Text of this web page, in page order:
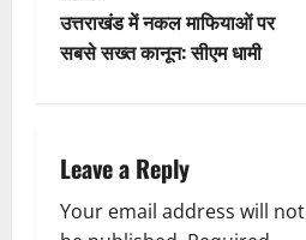
t
v
उत्तराखंड में नकल माफियाओं पर
सबसे सख्त कानून: सीएम धामी
Leave a Reply
Your email address will not